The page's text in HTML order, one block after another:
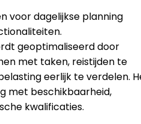
voor dagelijkse planning
geoptimaliseerd door
met taken, reistijden te
eerlijk te verdelen.
met beschikbaarheid,
kwalificaties.